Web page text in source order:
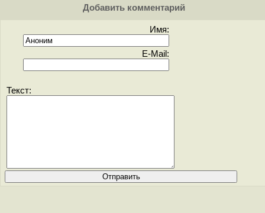
Добавить комментарий
Имя:
E-Mail:
Текст: